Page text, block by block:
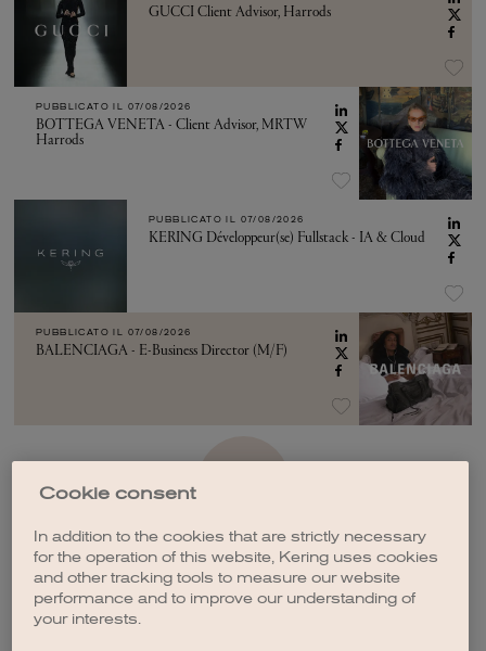
GUCCI Client Advisor, Harrods
PUBBLICATO IL 07/08/2026
BOTTEGA VENETA - Client Advisor, MRTW
Harrods
PUBBLICATO IL 07/08/2026
KERING Développeur(se) Fullstack - IA & Cloud
PUBBLICATO IL 07/08/2026
BALENCIAGA - E-Business Director (M/F)
Cookie consent
In addition to the cookies that are strictly necessary
for the operation of this website, Kering uses cookies
and other tracking tools to measure our website
performance and to improve our understanding of
your interests.